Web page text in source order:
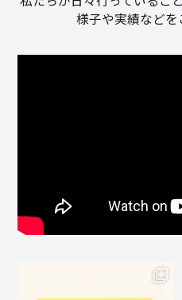
様子や実績など